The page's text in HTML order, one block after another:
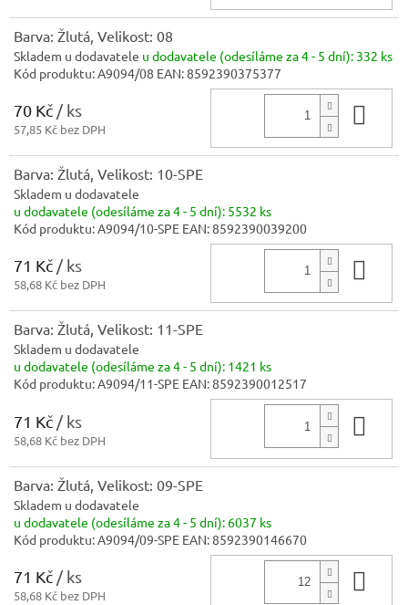
Barva: Žlutá, Velikost: 08
Skladem u dodavatele u dodavatele (odesíláme za 4 - 5 dní): 332 ks
Kód produktu:A9094/08 EAN:8592390375377
70 Kč / ks
57,85 Kč bez DPH
Barva: Žlutá, Velikost: 10-SPE
Skladem u dodavatele
u dodavatele (odesíláme za 4 - 5 dní): 5532 ks
Kód produktu:A9094/10-SPE EAN:8592390039200
71 Kč / ks
58,68 Kč bez DPH
Barva: Žlutá, Velikost: 11-SPE
Skladem u dodavatele
u dodavatele (odesíláme za 4 - 5 dní): 1421 ks
Kód produktu:A9094/11-SPE EAN:8592390012517
71 Kč / ks
58,68 Kč bez DPH
Barva: Žlutá, Velikost: 09-SPE
Skladem u dodavatele
u dodavatele (odesíláme za 4 - 5 dní): 6037 ks
Kód produktu:A9094/09-SPE EAN:8592390146670
71 Kč / ks
58,68 Kč bez DPH